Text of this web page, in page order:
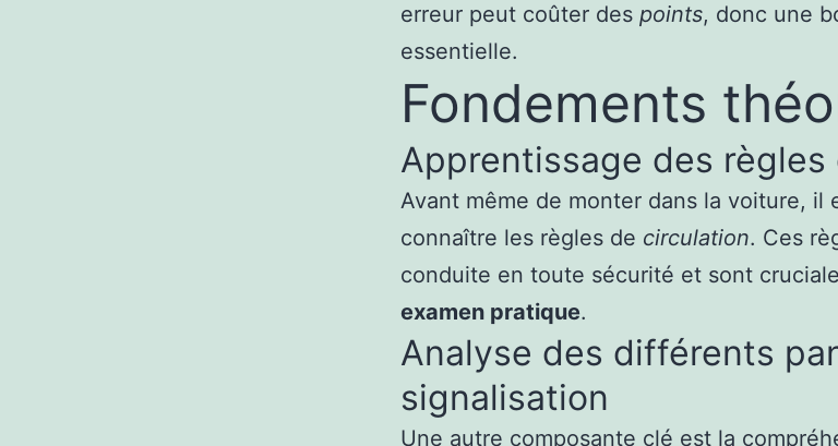
erreur peut coûter des points, donc une
essentielle.
Fondements
Apprentissage des
Avant même de monter dans la voiture, il
connaître les règles de circulation. Ces
conduite en toute sécurité et sont
examen pratique.
Analyse des différents
signalisation
Une autre composante clé est la